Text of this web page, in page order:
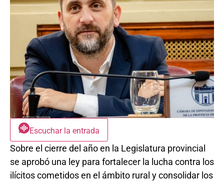
Escuchar la entrada
Sobre el cierre del año en la Legislatura provincial
se aprobó una ley para fortalecer la lucha contra los
ilícitos cometidos en el ámbito rural y consolidar los